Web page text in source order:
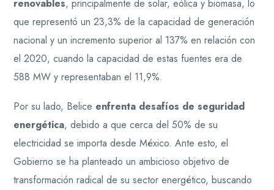
renovables, principalmente de solar, eólica y biomasa, lo
que representó un 23,3% de la capacidad de generación
nacional y un incremento superior al 137% en relación con
el 2020, cuando la capacidad de estas fuentes era de
588 MW y representaban el 11,9%.
Por su lado, Belice enfrenta desafíos de seguridad
energética, debido a que cerca del 50% de su
electricidad se importa desde México. Ante esto, el
Gobierno se ha planteado un ambicioso objetivo de
transformación radical de su sector energético, buscando